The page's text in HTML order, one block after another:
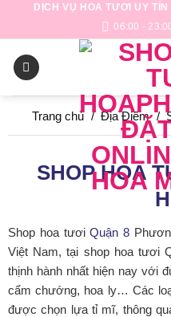
DỊCH VỤ HOA TƯƠI UY
06:00 -
Trang chủ / Địa Điểm /
SHOP HOA
Shop hoa tươiQuận 8
Việt Nam, tại shop hoa tươi
thịnh hành nhất hiện nay với
cẩm chướng, hoa ly… Các
được chọn lựa tỉ mĩ, thông